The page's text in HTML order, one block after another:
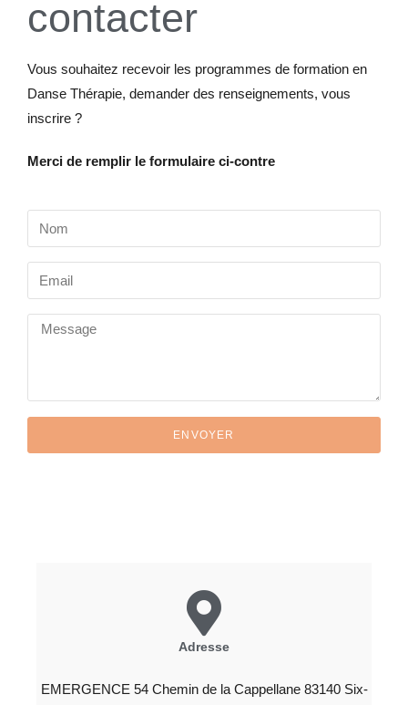
contacter
Vous souhaitez recevoir les programmes de formation en
Danse Thérapie, demander des renseignements, vous
inscrire ?
Merci de remplir le formulaire ci-contre
ENVOYER
Adresse
EMERGENCE 54 Chemin de la Cappellane 83140 Six-